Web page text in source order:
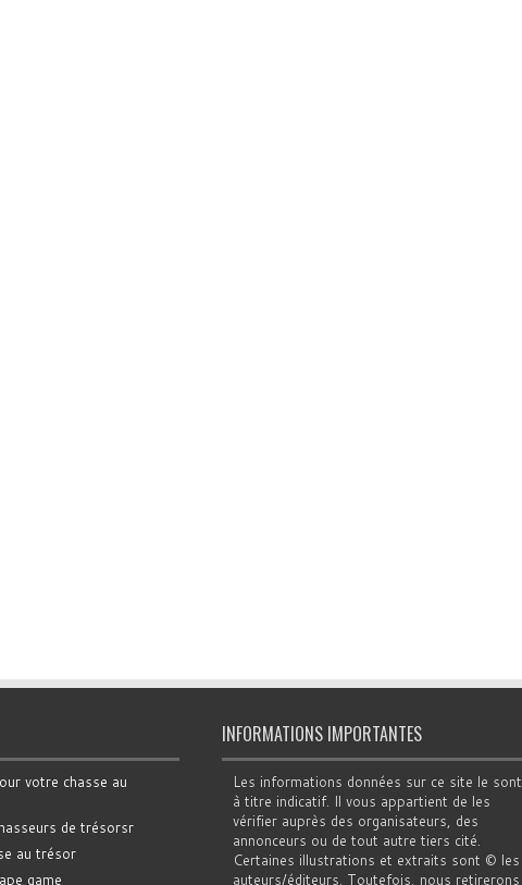
votre chasse au
de trésorsr
au trésor
game
INFORMATIONS IMPORTANTES
Les informations données sur ce site le sont
à titre indicatif. Il vous appartient de les
vérifier auprès des organisateurs, des
annonceurs ou de tout autre tiers cité.
Certaines illustrations et extraits sont © les
auteurs/éditeurs. Toutefois, nous retirerons